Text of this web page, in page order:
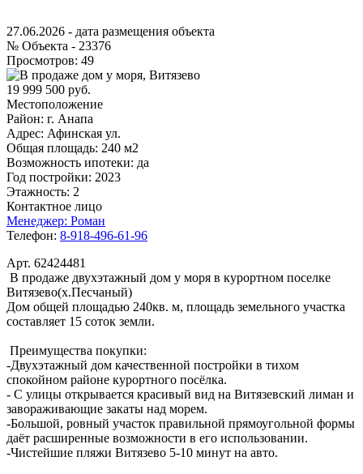
27.06.2026 - дата размещения объекта
№ Объекта - 23376
Просмотров: 49
19 999 500 руб.
Местоположение
Район: г. Анапа
Адрес: Афинская ул.
Общая площадь: 240 м2
Возможность ипотеки: да
Год постройки: 2023
Этажность: 2
Контактное лицо
Менеджер: Роман
Телефон: 8-918-496-61-96
Арт. 62424481
В продаже двухэтажный дом у моря в курортном поселке
Витязево(х.Песчаный)
Дом общей площадью 240кв. м, площадь земельного участка
составляет 15 соток земли.
Преимущества покупки:
-Двухэтажный дом качественной постройки в тихом
спокойном районе курортного посёлка.
- С улицы открывается красивый вид на Витязевский лиман и
завораживающие закаты над морем.
-Большой, ровный участок правильной прямоугольной формы
даёт расширенные возможности в его использовании.
-Чистейшие пляжи Витязево 5-10 минут на авто.